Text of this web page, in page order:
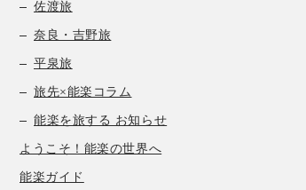
佐渡旅
奈良・吉野旅
平泉旅
旅先×能楽コラム
能楽を旅する お知らせ
ようこそ！能楽の世界へ
能楽ガイド